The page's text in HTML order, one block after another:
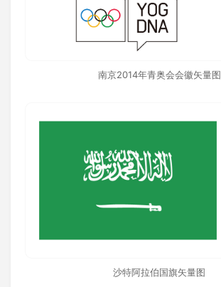
南京2014年青奥会会徽矢量图
沙特阿拉伯国旗矢量图